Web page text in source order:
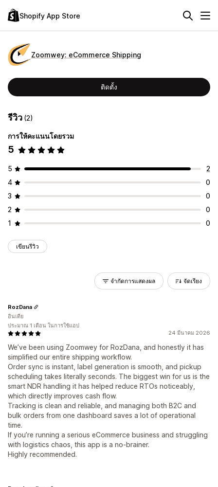
Shopify App Store
Zoomwey: eCommerce Shipping
ติดตั้ง
รีวิว (2)
การให้คะแนนโดยรวม
5
5
2
4
0
3
0
2
0
1
0
เขียนรีวิว
จำกัดการแสดงผล จัดเรียง
24 มีนาคม 2026
We’ve been using Zoomwey for RozDana, and honestly it has
simplified our entire shipping workflow.
Order sync is instant, label generation is smooth, and pickup
scheduling takes literally seconds. The biggest win for us is the
smart NDR handling it has helped reduce RTOs noticeably,
which directly improves cash flow.
Tracking is clean and reliable, and managing both B2C and
bulk orders from one dashboard saves a lot of operational
time.
If you’re running a serious eCommerce business and struggling
with logistics chaos, this app is a no-brainer.
Highly recommended.
RozDana
อินเดีย
ประมาณ 1 เดือน ในการใช้แอป